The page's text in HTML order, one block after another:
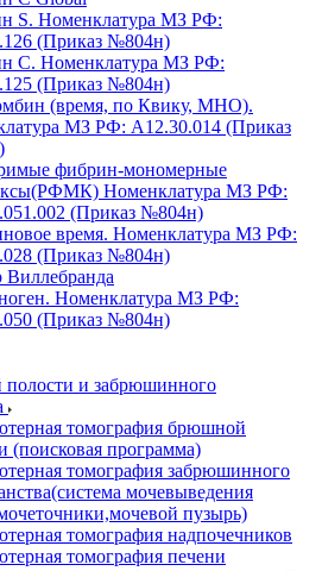
S. Номенклатура МЗ РФ:
(Приказ №804н)
С. Номенклатура МЗ РФ:
(Приказ №804н)
(время, по Квику, МНО).
МЗ РФ: A12.30.014 (Приказ
фибрин-мономерные
Номенклатура МЗ РФ:
(Приказ №804н)
время. Номенклатура МЗ РФ:
(Приказ №804н)
Виллебранда
Номенклатура МЗ РФ:
(Приказ №804н)
и забрюшинного
томография брюшной
(поисковая программа)
томография забрюшинного
мочевыведения
пузырь)
томография надпочечников
томография печени